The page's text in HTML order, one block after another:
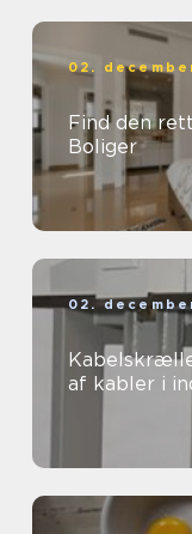
02.
Find den
Boliger
02.
af kabler i